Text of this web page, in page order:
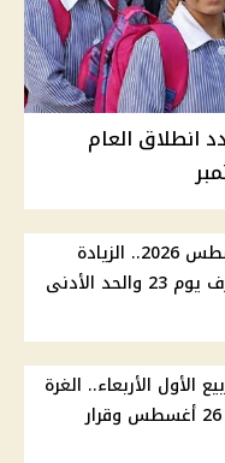
انطلاق العام
موعد صرف مرتبات أغسطس 2026.. الزيادة
الجديدة مستمرة والصرف يوم 23 والحد الأدنى
الأول الأربعاء.. الغرة
الجمعة والمولد النبوي 26 أغسطس وقرار